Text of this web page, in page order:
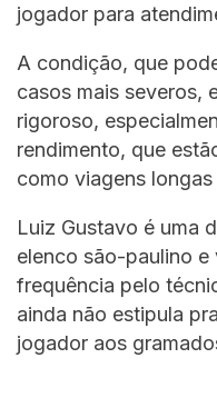
jogador para
A condição, que
casos mais severos,
rigoroso,
rendimento, que
como viagens
Luiz Gustavo é uma
elenco são-paulino
frequência pelo
ainda não estipula
jogador aos